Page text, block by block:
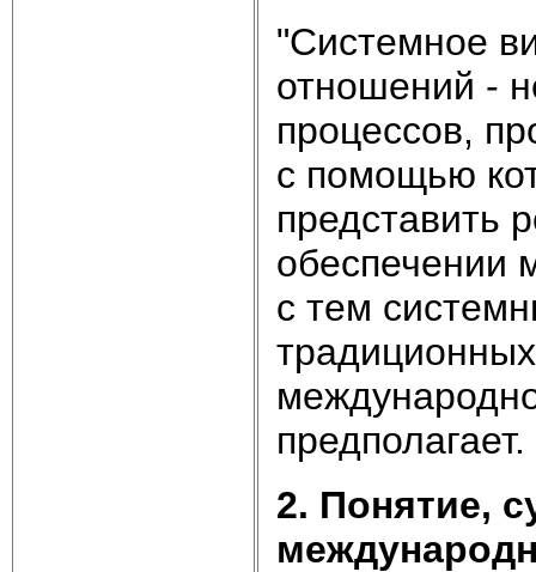
"Системное
отношений -
процессов,
с помощью
представить
обеспечении
с тем
предполагает.
2. Понятие,